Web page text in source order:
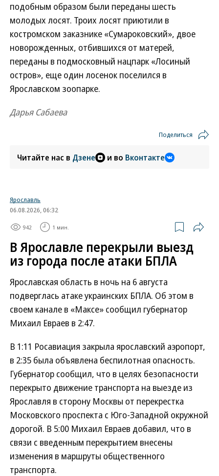
подобным образом были переданы шесть
молодых лосят. Троих лосят приютили в
костромском заказнике «Сумароковский», двое
новорожденных, отбившихся от матерей,
переданы в подмосковный нацпарк «Лосиный
остров», еще один лосенок поселился в
Ярославском зоопарке.
Дарья Сабаева
Поделиться
Читайте нас в Дзене и во Вконтакте
Ярославль
06.08.2026, 06:32
942 1 мин.
В Ярославле перекрыли выезд
из города после атаки БПЛА
Ярославская область в ночь на 6 августа
подверглась атаке украинских БПЛА. Об этом в
своем канале в «Максе» сообщил губернатор
Михаил Евраев в 2:47.
В 1:11 Росавиация закрыла ярославский аэропорт,
в 2:35 была объявлена беспилотная опасность.
Губернатор сообщил, что в целях безопасности
перекрыто движение транспорта на выезде из
Ярославля в сторону Москвы от перекрестка
Московского проспекта с Юго-Западной окружной
дорогой. В 5:00 Михаил Евраев добавил, что в
связи с введенным перекрытием внесены
изменения в маршруты общественного
транспорта.